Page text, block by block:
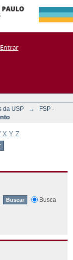
Entrar
da USP →
FSP -
X Y Z
Busca